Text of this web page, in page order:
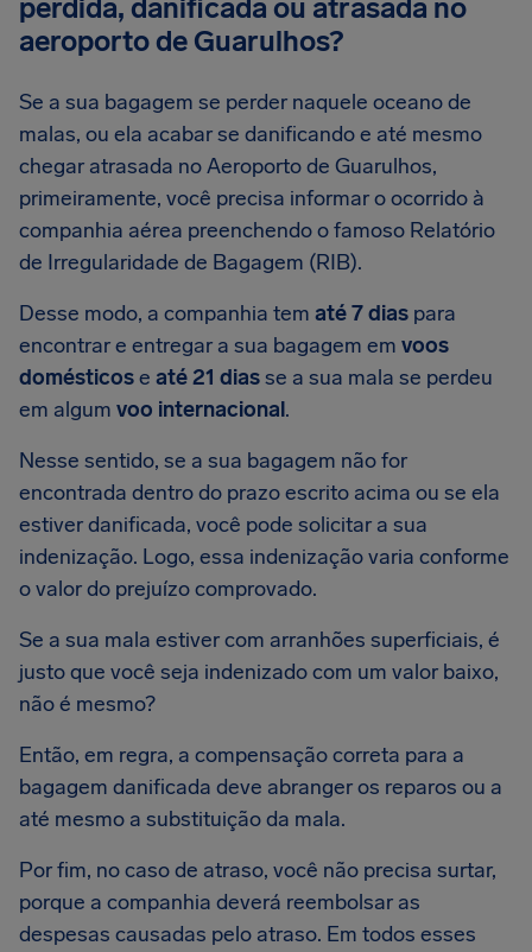
perdida, danificada ou atrasada no
aeroporto de Guarulhos?
Se a sua bagagem se perder naquele oceano de
malas, ou ela acabar se danificando e até mesmo
chegar atrasada no Aeroporto de Guarulhos,
primeiramente, você precisa informar o ocorrido à
companhia aérea preenchendo o famoso Relatório
de Irregularidade de Bagagem (RIB).
Desse modo, a companhia tem até 7 dias para
encontrar e entregar a sua bagagem em voos
domésticose até 21 diasse a sua mala se perdeu
em algum voo internacional.
Nesse sentido, se a sua bagagem não for
encontrada dentro do prazo escrito acima ou se ela
estiver danificada, você pode solicitar a sua
indenização. Logo, essa indenização varia conforme
o valor do prejuízo comprovado.
Se a sua mala estiver com arranhões superficiais, é
justo que você seja indenizado com um valor baixo,
não é mesmo?
Então, em regra, a compensação correta para a
bagagem danificada deve abranger os reparos ou a
até mesmo a substituição da mala.
Por fim, no caso de atraso, você não precisa surtar,
porque a companhia deverá reembolsar as
despesas causadas pelo atraso. Em todos esses